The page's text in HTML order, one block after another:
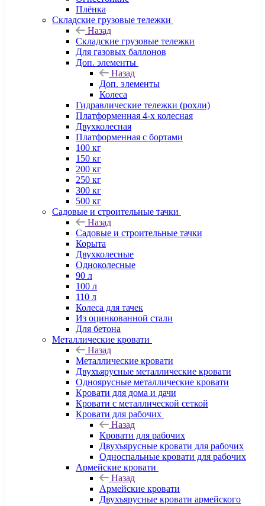
Плёнка
Складские грузовые тележки
Назад
Складские грузовые тележки
Для газовых баллонов
Доп. элементы
Назад
Доп. элементы
Колеса
Гидравлические тележки (рохли)
Платформенная 4-х колесная
Двухколесная
Платформенная с бортами
100 кг
150 кг
200 кг
250 кг
300 кг
500 кг
Садовые и строительные тачки
Назад
Садовые и строительные тачки
Корыта
Двухколесные
Одноколесные
90 л
100 л
110 л
Колеса для тачек
Из оцинкованной стали
Для бетона
Металлические кровати
Назад
Металлические кровати
Двухъярусные металлические кровати
Одноярусные металлические кровати
Кровати для дома и дачи
Кровати с металлической сеткой
Кровати для рабочих
Назад
Кровати для рабочих
Двухъярусные кровати для рабочих
Односпальные кровати для рабочих
Армейские кровати
Назад
Армейские кровати
Двухъярусные кровати армейского